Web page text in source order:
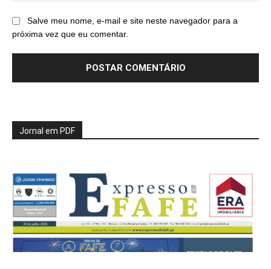
Salve meu nome, e-mail e site neste navegador para a
próxima vez que eu comentar.
Jornal em PDF